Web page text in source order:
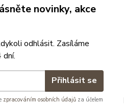
novinky, akce
odhlásit. Zasíláme
dní.
Přihlásit se
zpracováním osobních údajů za účelem